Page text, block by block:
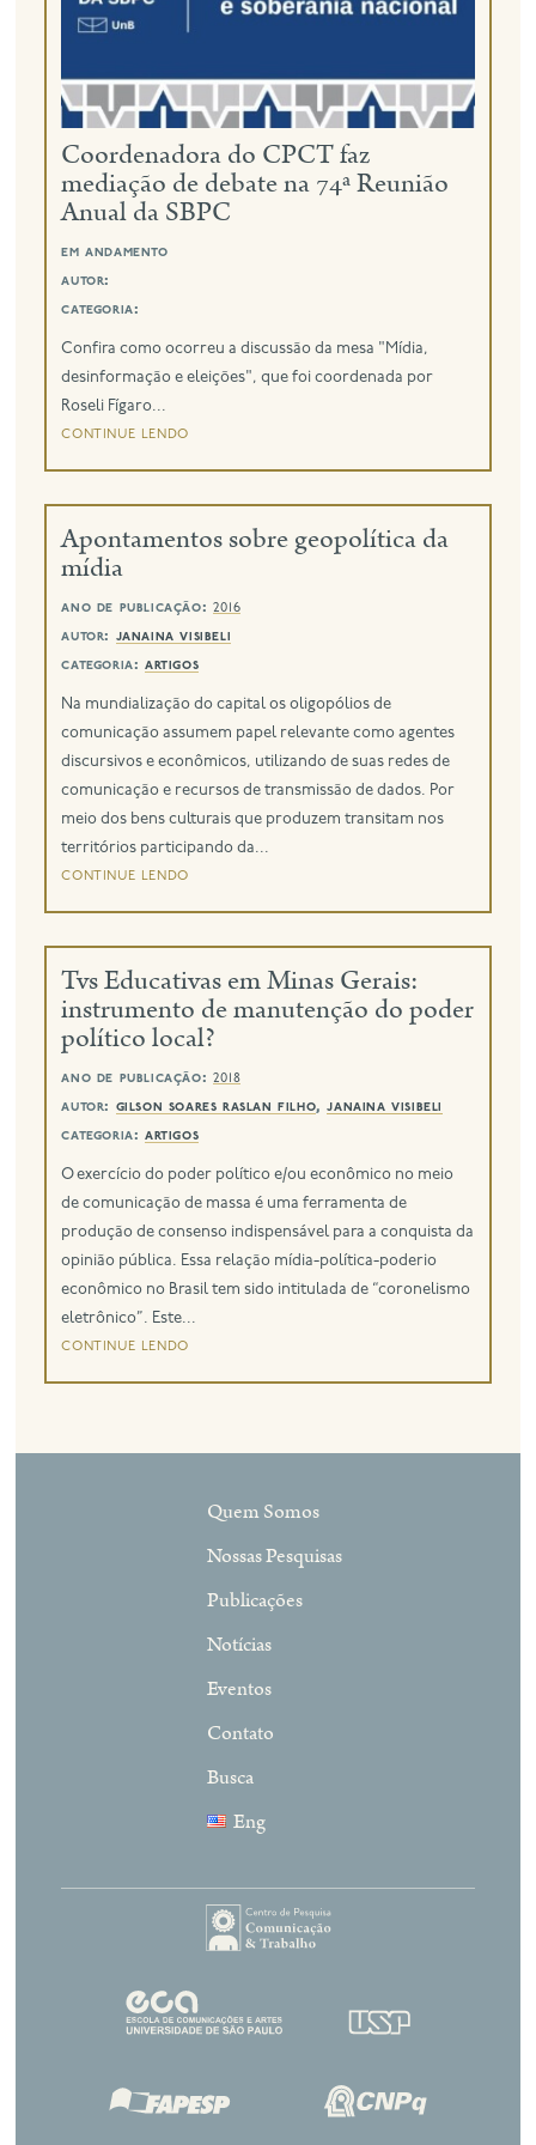
Coordenadora do CPCT faz
mediação de debate na 74ª Reunião
Anual da SBPC
em andamento
autor:
categoria:
Confira como ocorreu a discussão da mesa "Mídia,
desinformação e eleições", que foi coordenada por
Roseli Fígaro...
continue lendo
Apontamentos sobre geopolítica da
mídia
ano de publicação: 2016
autor: janaina visibeli
categoria: artigos
Na mundialização do capital os oligopólios de
comunicação assumem papel relevante como agentes
discursivos e econômicos, utilizando de suas redes de
comunicação e recursos de transmissão de dados. Por
meio dos bens culturais que produzem transitam nos
territórios participando da...
continue lendo
Tvs Educativas em Minas Gerais:
instrumento de manutenção do poder
político local?
ano de publicação: 2018
autor: gilson soares raslan filho,janaina visibeli
categoria: artigos
O exercício do poder político e/ou econômico no meio
de comunicação de massa é uma ferramenta de
produção de consenso indispensável para a conquista da
opinião pública. Essa relação mídia-política-poderio
econômico no Brasil tem sido intitulada de “coronelismo
eletrônico”. Este...
continue lendo
Quem Somos
Nossas Pesquisas
Publicações
Notícias
Eventos
Contato
Busca
Eng